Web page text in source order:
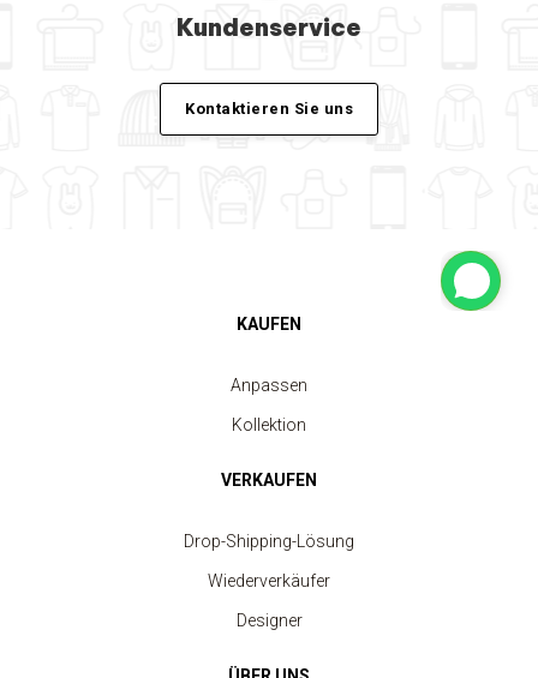
Kundenservice
Kontaktieren Sie uns
KAUFEN
Anpassen
Kollektion
VERKAUFEN
Drop-Shipping-Lösung
Wiederverkäufer
Designer